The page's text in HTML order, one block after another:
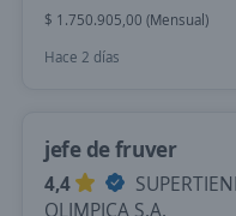
$ 1.750.905,00 (Mensual)
Hace 2 días
jefe de fruver
4,4
OLIMPICA S.A.